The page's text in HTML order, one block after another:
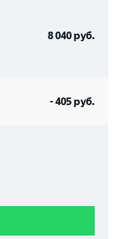
8 040руб.
-405руб.